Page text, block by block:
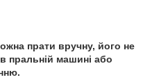
прати вручну, його не
пральній машині або